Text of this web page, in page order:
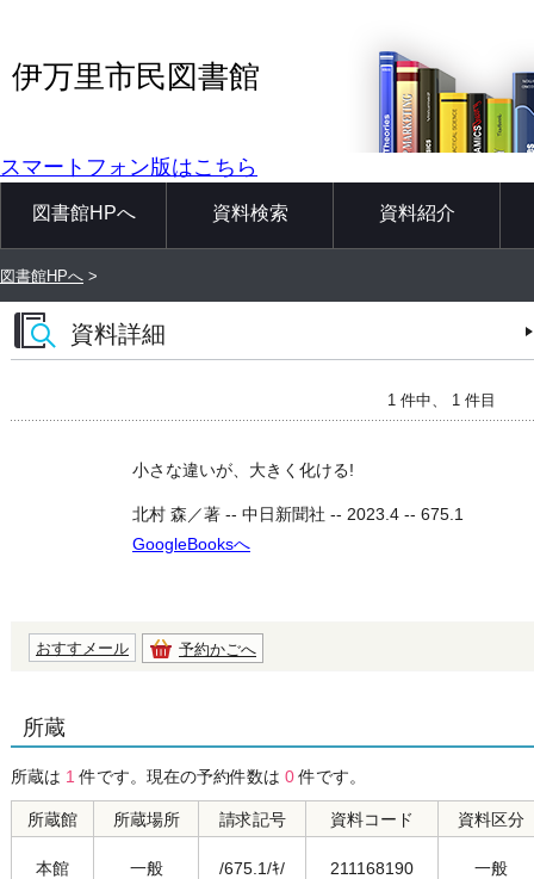
伊万里市民図書館
スマートフォン版はこちら
図書館HPへ 資料検索 資料紹介
図書館HPへ >
資料詳細
1 件中、 1 件目
小さな違いが、大きく化ける!
北村 森／著 -- 中日新聞社 -- 2023.4 -- 675.1
GoogleBooksへ
おすすメール 予約かごへ
所蔵
所蔵は 1 件です。現在の予約件数は 0件です。
所蔵館 所蔵場所 請求記号 資料コード 資料区分
本館 一般 /675.1/ｷ/ 211168190 一般